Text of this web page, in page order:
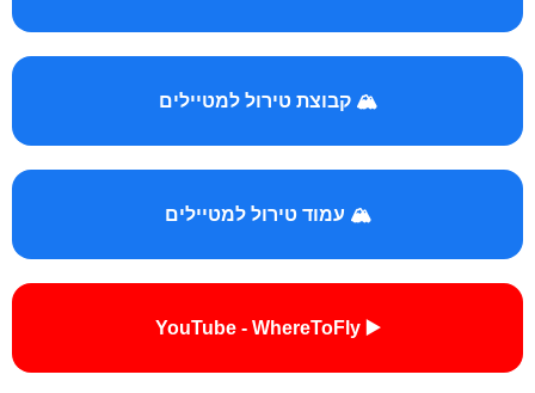
🏔️ קבוצת טירול למטיילים
🏔️ עמוד טירול למטיילים
▶️ YouTube - WhereToFly